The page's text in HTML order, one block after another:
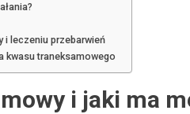
i leczeniu przebarwień
kwasu traneksamowego
i jaki ma